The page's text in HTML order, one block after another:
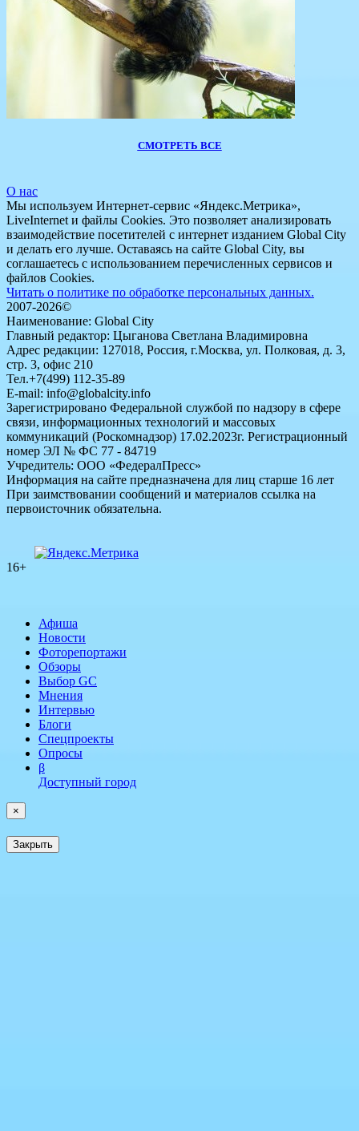
СМОТРЕТЬ ВСЕ
О нас
Мы используем Интернет-сервис «Яндекс.Метрика»,
LiveInternet и файлы Cookies. Это позволяет анализировать
взаимодействие посетителей с интернет изданием Global City
и делать его лучше. Оставаясь на сайте Global City, вы
соглашаетесь с использованием перечисленных сервисов и
файлов Cookies.
Читать о политике по обработке персональных данных.
2007-2026©
Наименование: Global City
Главный редактор: Цыганова Светлана Владимировна
Адрес редакции: 127018, Россия, г.Москва, ул. Полковая, д. 3,
стр. 3, офис 210
Тел.+7(499) 112-35-89
E-mail: info@globalcity.info
Зарегистрировано Федеральной службой по надзору в сфере
связи, информационных технологий и массовых
коммуникаций (Роскомнадзор) 17.02.2023г. Регистрационный
номер ЭЛ № ФС 77 - 84719
Учредитель: ООО «ФедералПресс»
Информация на сайте предназначена для лиц старше 16 лет
При заимствовании сообщений и материалов ссылка на
первоисточник обязательна.
16+
Афиша
Новости
Фоторепортажи
Обзоры
Выбор GC
Мнения
Интервью
Блоги
Спецпроекты
Опросы
β
Доступный город
×
Закрыть